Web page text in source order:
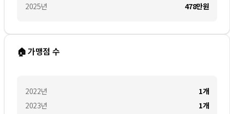
2025년
478만원
🏠 가맹점 수
2022년
2023년
1개
1개